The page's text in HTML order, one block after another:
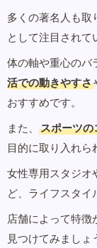
多くの著名人も取
として注目されて
体の軸や重心のバ
活での動きやすさ
おすすめです。
また、
スポーツの
目的に取り入れら
女性専用スタジオ
ど、ライフスタイ
店舗によって特徴
見つけてみましょ